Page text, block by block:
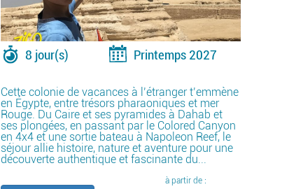
8 jour(s) Printemps 2027
Cette colonie de vacances à l’étranger t’emmène
en Égypte, entre trésors pharaoniques et mer
Rouge. Du Caire et ses pyramides à Dahab et
ses plongées, en passant par le Colored Canyon
en 4x4 et une sortie bateau à Napoleon Reef, le
séjour allie histoire, nature et aventure pour une
découverte authentique et fascinante du...
à partir de :